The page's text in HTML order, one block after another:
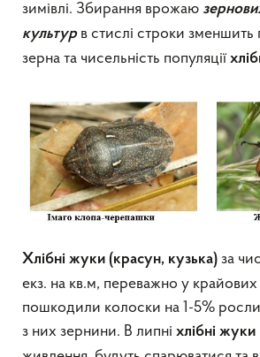
зимівлі. Збирання врожаю
культур в стислі строки
зерна та чисельність популяції
Хлібні жуки (красун, кузька) за
екз. на кв.м, переважно у крайових
пошкодили колоски на 1-5%
з них зернини. В липні хлібні жуки